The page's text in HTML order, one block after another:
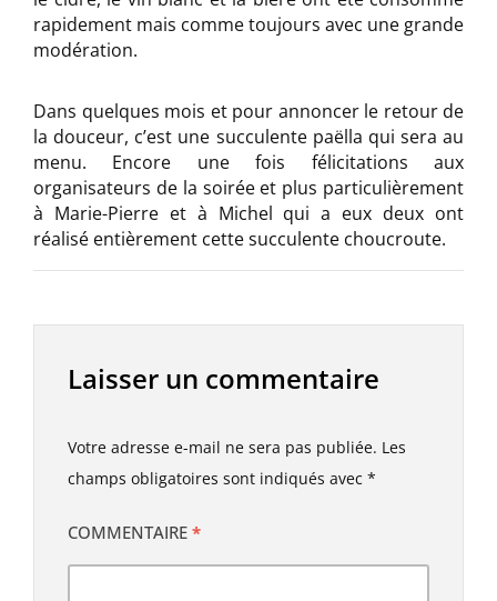
rapidement mais comme toujours avec une grande
modération.
Dans quelques mois et pour annoncer le retour de
la douceur, c’est une succulente paëlla qui sera au
menu. Encore une fois félicitations aux
organisateurs de la soirée et plus particulièrement
à Marie-Pierre et à Michel qui a eux deux ont
réalisé entièrement cette succulente choucroute.
Laisser un commentaire
Votre adresse e-mail ne sera pas publiée. Les
champs obligatoires sont indiqués avec *
COMMENTAIRE *